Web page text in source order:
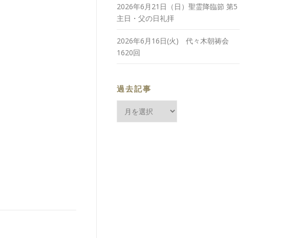
2026年6月21日（日）聖霊降臨節 第5
主日・父の日礼拝
2026年6月16日(火) 代々木朝祷会
1620回
過去記事